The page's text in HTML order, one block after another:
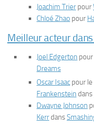
Joachim Trier pour
Chloé Zhao pour
Meilleur acteur
Joel Edgerton
Dreams
Oscar Isaac pour
Frankenstein dans
Dwayne Johnson
Kerrdans